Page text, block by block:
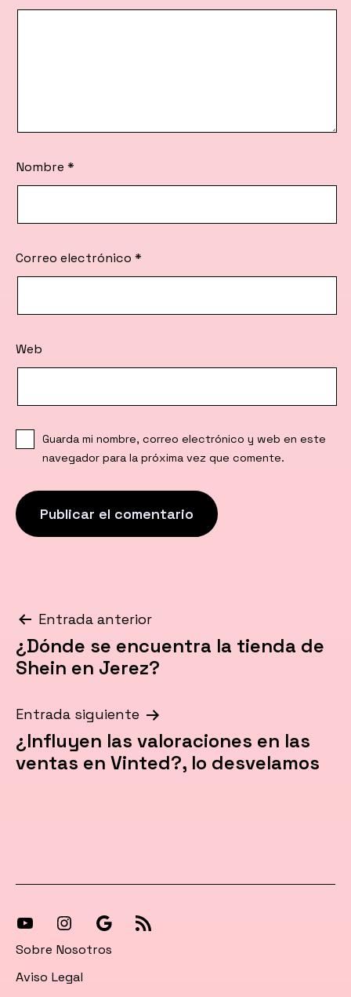
Nombre *
Correo electrónico *
Web
Guarda mi nombre, correo electrónico y web en este
navegador para la próxima vez que comente.
Navegación
de
Entrada anterior
¿Dónde se encuentra la tienda de
Shein en Jerez?
Entrada siguiente
¿Influyen las valoraciones en las
ventas en Vinted?, lo desvelamos
[27-
icon
icon=»fa
[27-
icon
icon=»fa
Síguenos
Sobre Nosotros
Aviso Legal